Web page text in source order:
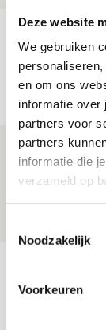
Deze website
We gebruiken
en om ons
informatie over
partners voor
partners
informatie die
verzameld op
Noodzakelijk
Voorkeuren
Míchels
jij aan
08 AUGUSTUS 2026 -
NIEUWS
Spelen bij
maakt
AGENDA